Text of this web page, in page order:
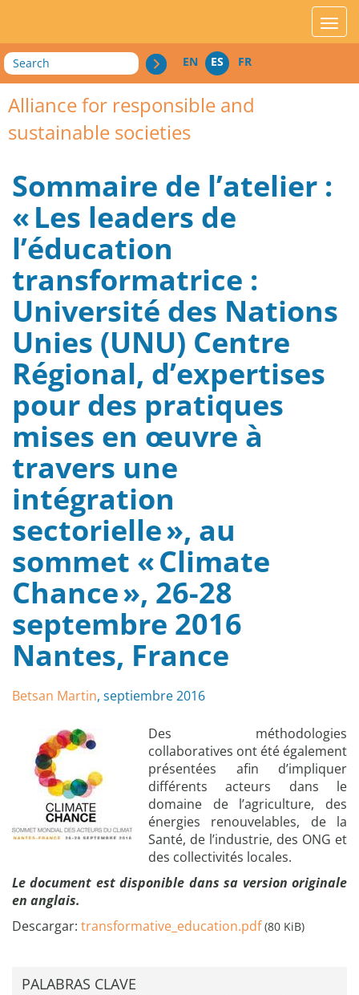
Search EN ES FR
Alliance for responsible and
sustainable societies
Sommaire de l’atelier :
« Les leaders de
l’éducation
transformatrice :
Université des Nations
Unies (UNU) Centre
Régional, d’expertises
pour des pratiques
mises en œuvre à
travers une
intégration
sectorielle », au
sommet « Climate
Chance », 26-28
septembre 2016
Nantes, France
Betsan Martin, septiembre 2016
Des méthodologies
collaboratives ont été également
présentées afin d’impliquer
différents acteurs dans le
domaine de l’agriculture, des
énergies renouvelables, de la
Santé, de l’industrie, des ONG et
des collectivités locales.
Le document est disponible dans sa version originale
en anglais.
Descargar: transformative_education.pdf (80 KiB)
PALABRAS CLAVE